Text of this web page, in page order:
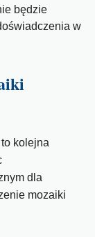
będzie
w
kolejna
dla
mozaiki